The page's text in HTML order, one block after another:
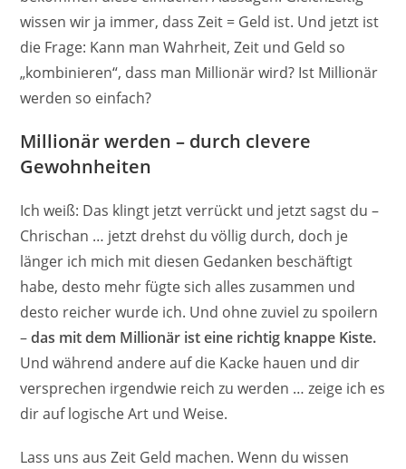
wissen wir ja immer, dass Zeit = Geld ist. Und jetzt ist
die Frage: Kann man Wahrheit, Zeit und Geld so
„kombinieren“, dass man Millionär wird? Ist Millionär
werden so einfach?
Millionär werden – durch clevere
Gewohnheiten
Ich weiß: Das klingt jetzt verrückt und jetzt sagst du –
Chrischan … jetzt drehst du völlig durch, doch je
länger ich mich mit diesen Gedanken beschäftigt
habe, desto mehr fügte sich alles zusammen und
desto reicher wurde ich. Und ohne zuviel zu spoilern
–das mit dem Millionär ist eine richtig knappe Kiste.
Und während andere auf die Kacke hauen und dir
versprechen irgendwie reich zu werden … zeige ich es
dir auf logische Art und Weise.
Lass uns aus Zeit Geld machen. Wenn du wissen